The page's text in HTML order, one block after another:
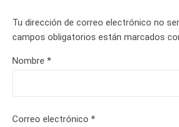
Tu dirección de correo electrónico no
campos obligatorios están marcados
Nombre *
Correo electrónico *